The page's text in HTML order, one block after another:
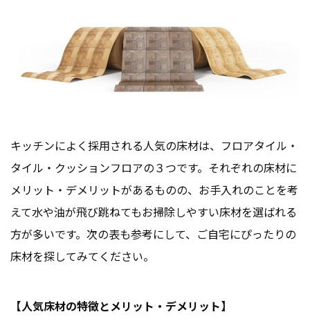
キッチンによく採用される人気の床材は、フロアタイル・
タイル・クッションフロアの３つです。それぞれの床材に
メリット・デメリットがあるものの、お手入れのことを考
えて水や油が飛び跳ねてもお掃除しやすい床材を選ばれる
方が多いです。次の表も参考にして、ご自宅にぴったりの
床材を探してみてください。
【人気床材の特徴とメリット・デメリット】